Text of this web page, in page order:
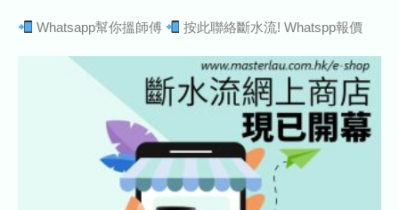
Whatsapp幫你搵師傅 按此聯絡斷水流! Whatspp報價